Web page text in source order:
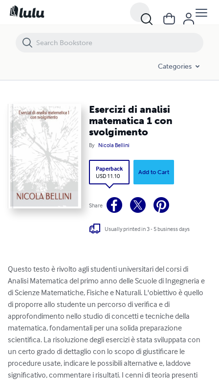
Categories
Esercizi di analisi
matematica 1 con
svolgimento
By Nicola Bellini
Paperback
USD 11.10
Add to Cart
Share
Usually printed in 3 - 5 business days
Questo testo è rivolto agli studenti universitari del corsi di
Analisi Matematica del primo anno delle Scuole di Ingegneria e
di Scienze Matematiche, Fisiche e Naturali. L'obiettivo è quello
di proporre allo studente un percorso di verifica e di
approfondimento nello studio di concetti e tecniche della
matematica, fondamentali per una solida preparazione
scientifica. La risoluzione degli esercizi è stata sviluppata con
un certo grado di dettaglio con lo scopo di giustificare le
procedure usate, indicare le possibili alternative e, laddove
significativo, commentare i risultati. I cenni di teoria presenti
Esercizi di analisi matematica 1 con svolgimento